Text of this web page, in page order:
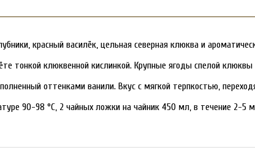
красный василёк, цельная северная клюква и
тонкой клюквенной кислинкой. Крупные ягоды спелой
оттенками ванили. Вкус с мягкой терпкостью,
90-98 °C, 2 чайных ложки на чайник 450 мл, в течение 2-5